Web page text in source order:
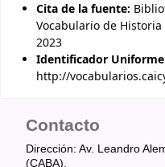
Cita de la fuente:
Vocabulario de
2023
Identificador Uniforme
http://
Contacto
Dirección: Av. Leandro
(CABA).